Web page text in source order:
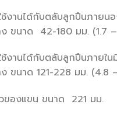
ช้งานได้กับตลับลูกปืนภายน
ขนาด 42-180 มม. (1.7
ช้งานได้กับตลับลูกปืนภายใน
ขนาด 121-228 มม. (4.8
ของแขน ขนาด 221 มม.